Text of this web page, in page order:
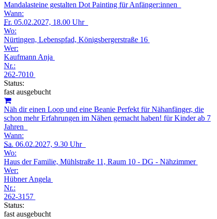
Mandalasteine gestalten Dot Painting für Anfänger:innen
Wann:
Fr. 05.02.2027, 18.00 Uhr
Wo:
Nürtingen, Lebenspfad, Königsbergerstraße 16
Wer:
Kaufmann Anja
Nr.:
262-7010
Status:
fast ausgebucht
Näh dir einen Loop und eine Beanie Perfekt für Nähanfänger, die
schon mehr Erfahrungen im Nähen gemacht haben! für Kinder ab 7
Jahren
Wann:
Sa. 06.02.2027, 9.30 Uhr
Wo:
Haus der Familie, Mühlstraße 11, Raum 10 - DG - Nähzimmer
Wer:
Hübner Angela
Nr.:
262-3157
Status:
fast ausgebucht